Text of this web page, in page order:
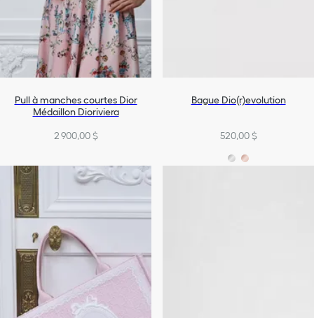
Pull à manches courtes Dior
Médaillon Dioriviera
2 900,00 $
Bague Dio(r)evolution
520,00 $